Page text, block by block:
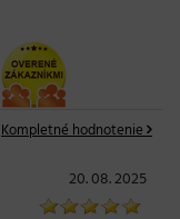
Kompletné hodnotenie
20. 08. 2025